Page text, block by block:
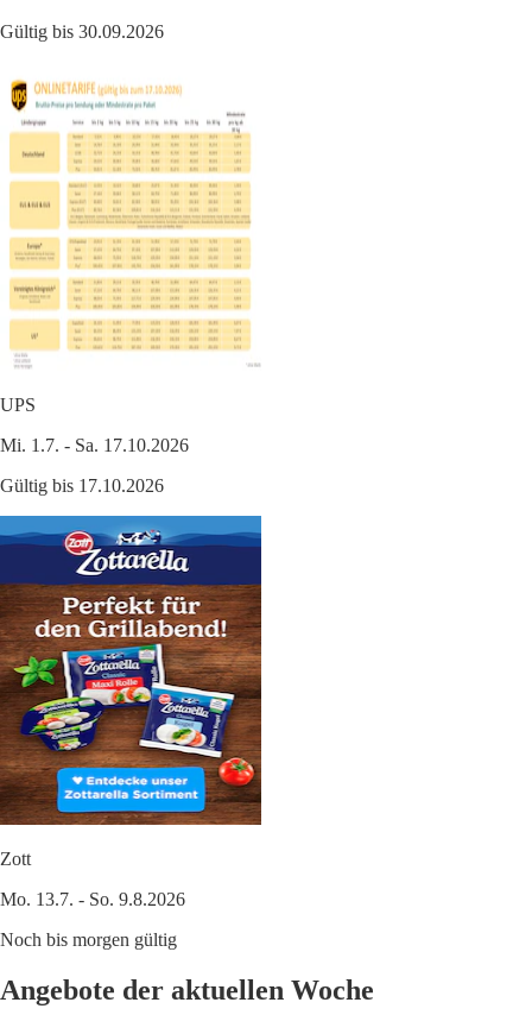
Gültig bis 30.09.2026
UPS
Mi. 1.7. - Sa. 17.10.2026
Gültig bis 17.10.2026
Zott
Mo. 13.7. - So. 9.8.2026
Noch bis morgen gültig
Angebote der aktuellen Woche